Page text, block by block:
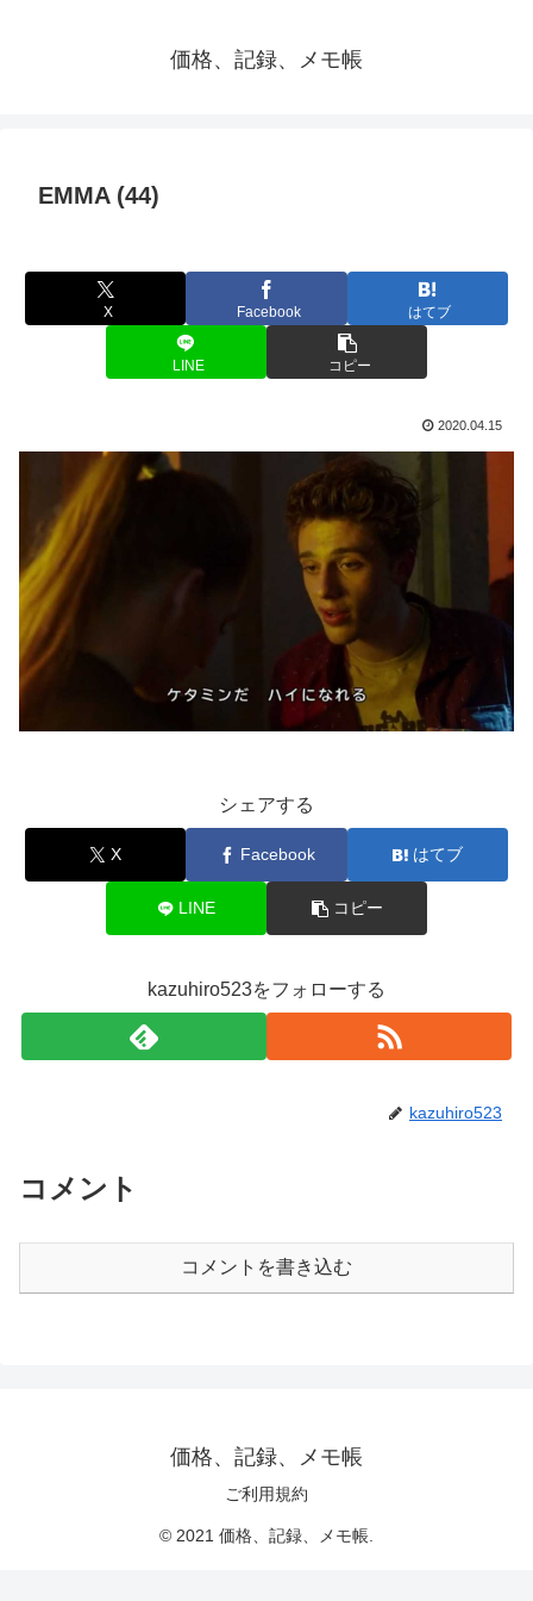
価格、記録、メモ帳
EMMA (44)
X Facebook はてブ
LINE コピー
2020.04.15
シェアする
X Facebook はてブ
LINE コピー
kazuhiro523をフォローする
kazuhiro523
コメント
コメントを書き込む
価格、記録、メモ帳
ご利用規約
© 2021 価格、記録、メモ帳.